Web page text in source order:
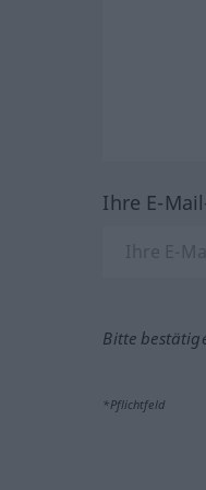
Ihre E-
Bitte
*Pflichtfeld